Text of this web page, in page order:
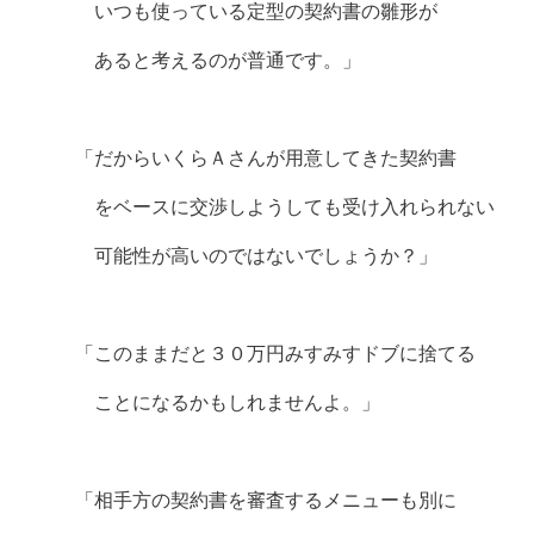
いつも使っている定型の契約書の雛形が
あると考えるのが普通です。」
「だからいくらＡさんが用意してきた契約書
をベースに交渉しようしても受け入れられない
可能性が高いのではないでしょうか？」
「このままだと３０万円みすみすドブに捨てる
ことになるかもしれませんよ。」
「相手方の契約書を審査するメニューも別に